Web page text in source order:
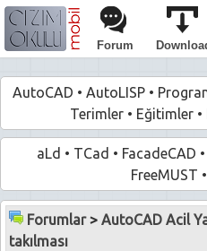
Forum
AutoCAD • AutoLISP •
Terimler • Eğitimler •
aLd • TCad • FacadeCAD •
FreeMUST •
Forumlar>AutoCAD Acil
takılması